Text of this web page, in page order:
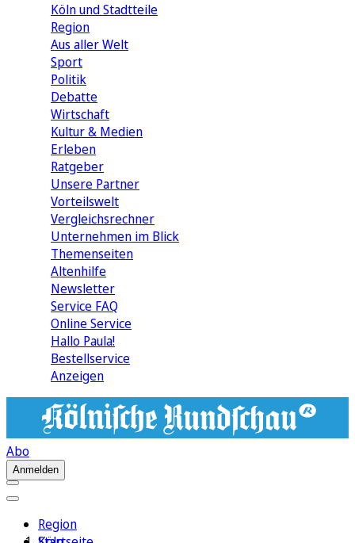
Köln und Stadtteile
Region
Aus aller Welt
Sport
Politik
Debatte
Wirtschaft
Kultur & Medien
Erleben
Ratgeber
Unsere Partner
Vorteilswelt
Vergleichsrechner
Unternehmen im Blick
Themenseiten
Altenhilfe
Newsletter
Service FAQ
Online Service
Hallo Paula!
Bestellservice
Anzeigen
Abo
Anmelden
Region